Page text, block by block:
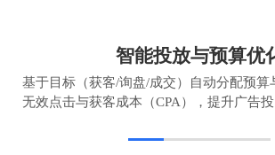
智能投放与预算优
基于目标（获客/询盘/成交）自动分配预算
无效点击与获客成本（CPA），提升广告投